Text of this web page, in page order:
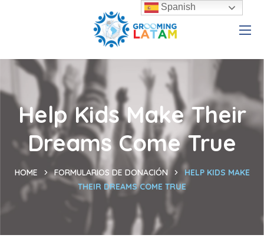
Help Kids Make Their
Dreams Come True
HOME FORMULARIOS DE DONACIÓN
HELP KIDS MAKE
THEIR DREAMS COME TRUE
Spanish